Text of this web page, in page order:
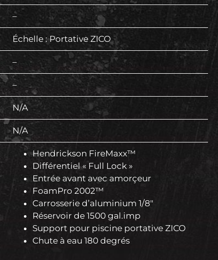
–
Échelle : Portative ZICO
–
–
N/A
N/A
Hendrickson FireMaxx™
Différentiel « Full Lock »
Entrée avant avec amorçeur
FoamPro 2002™
Carrosserie d’aluminium 1/8″
Réservoir de 1500 gal.imp
Support pour piscine portative ZICO
Chute à eau 180 degrés